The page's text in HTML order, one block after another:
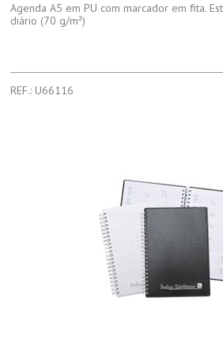
Agenda A5 em PU com marcador em fita.
diário (70 g/m²)
REF.: U66116